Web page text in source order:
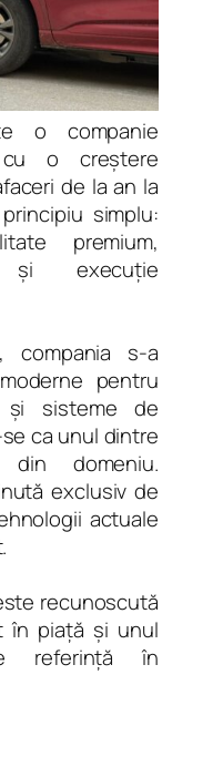
o companie
o creștere
de la an la
simplu:
premium,
și execuție
compania s-a
pentru
și sisteme de
ca unul dintre
din domeniu.
exclusiv de
actuale
recunoscută
în piață și unul
referință în